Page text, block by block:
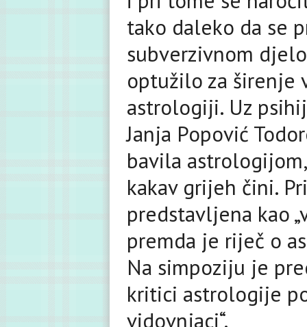
tako daleko da se
subverzivnom
optužilo za širenje
astrologiji. Uz
Janja Popović
bavila
kakav grijeh čini.
predstavljena kao
premda je riječ o
Na simpoziju je
kritici astrologije
vidovnjaci“.